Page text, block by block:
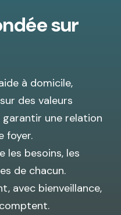
sur
à domicile,
des valeurs
une relation
foyer.
les besoins, les
de chacun.
avec bienveillance,